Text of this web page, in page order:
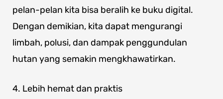
pelan-pelan kita bisa beralih ke buku digital.
Dengan demikian, kita dapat mengurangi
limbah, polusi, dan dampak penggundulan
hutan yang semakin mengkhawatirkan.
4. Lebih hemat dan praktis